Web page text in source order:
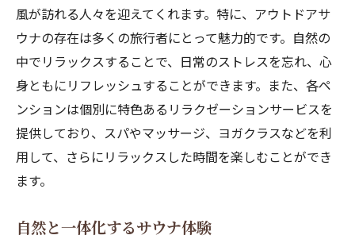
風が訪れる人々を迎えてくれます。特に、アウトドアサ
ウナの存在は多くの旅行者にとって魅力的です。自然の
中でリラックスすることで、日常のストレスを忘れ、心
身ともにリフレッシュすることができます。また、各ペ
ンションは個別に特色あるリラクゼーションサービスを
提供しており、スパやマッサージ、ヨガクラスなどを利
用して、さらにリラックスした時間を楽しむことができ
ます。
自然と一体化するサウナ体験